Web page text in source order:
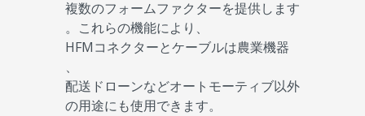
複数のフォームファクターを提供します
。これらの機能により、
HFMコネクターとケーブルは農業機器
、
配送ドローンなどオートモーティブ以外
の用途にも使用できます。